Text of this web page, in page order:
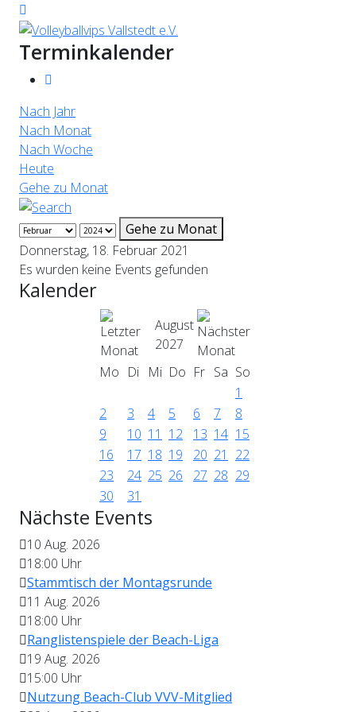
Terminkalender
Nach Jahr
Nach Monat
Nach Woche
Heute
Gehe zu Monat
Gehe zu Monat
Donnerstag, 18. Februar 2021
Es wurden keine Events gefunden
Kalender
August
2027
Mo Di Mi Do Fr Sa So
1
2
3 4 5 6 7
8
9
10 11 12 13 14 15
16
17 18 19 20 21
22
23
24 25 26 27 28 29
30
31
Nächste Events
10 Aug. 2026
18:00 Uhr
Stammtisch der Montagsrunde
11 Aug. 2026
18:00 Uhr
Ranglistenspiele der Beach-Liga
19 Aug. 2026
15:00 Uhr
Nutzung Beach-Club VVV-Mitglied